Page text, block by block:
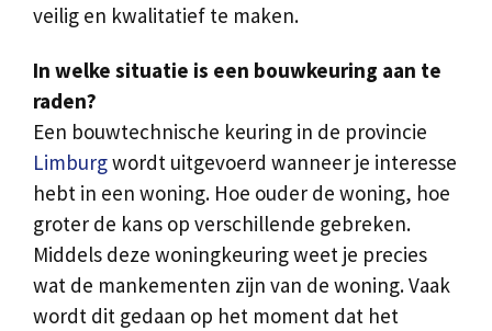
veilig en kwalitatief te maken.
In welke situatie is een bouwkeuring aan te
raden?
Een bouwtechnische keuring in de provincie
Limburgwordt uitgevoerd wanneer je interesse
hebt in een woning. Hoe ouder de woning, hoe
groter de kans op verschillende gebreken.
Middels deze woningkeuring weet je precies
wat de mankementen zijn van de woning. Vaak
wordt dit gedaan op het moment dat het